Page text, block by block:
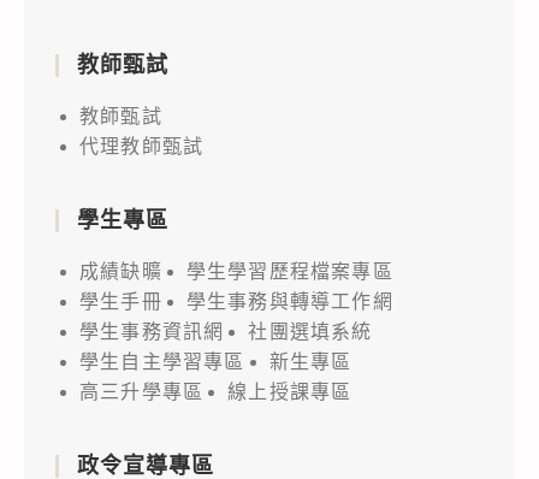
教師甄試
教師甄試
代理教師甄試
學生專區
成績缺曠
學生學習歷程檔案專區
學生手冊
學生事務與轉導工作網
學生事務資訊網
社團選填系統
學生自主學習專區
新生專區
高三升學專區
線上授課專區
政令宣導專區